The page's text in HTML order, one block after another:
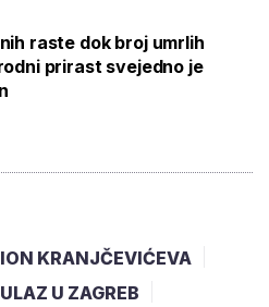
raste dok broj umrlih
prirast svejedno je
KRANJČEVIĆEVA
U ZAGREB